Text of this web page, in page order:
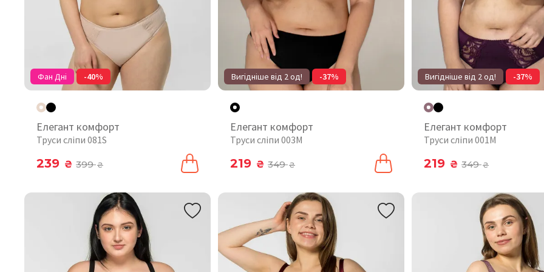
Фан Дні -40%
Елегант комфорт
Труси сліпи 081S
239 ₴ 399₴
Вигідніше від 2 од! -37%
Елегант комфорт
Труси сліпи 003М
219 ₴ 349₴
Вигідніше від 2 од! -37%
Елегант комфорт
Труси сліпи 001М
219 ₴ 349₴